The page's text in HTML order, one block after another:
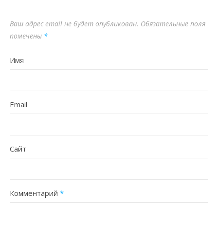
Ваш адрес email не будет опубликован. Обязательные поля
помечены *
Имя
Email
Сайт
Комментарий *